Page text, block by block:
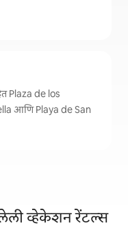
Plaza de los
आणि Playa de San
व्हेकेशन रेंटल्स